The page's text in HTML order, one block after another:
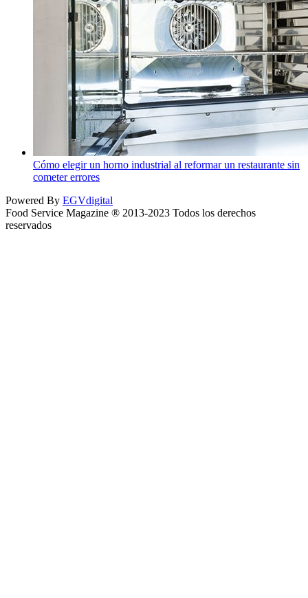
Cómo elegir un horno industrial al reformar un restaurante sin
cometer errores
Powered By EGVdigital
Food Service Magazine ® 2013-2023 Todos los derechos
reservados